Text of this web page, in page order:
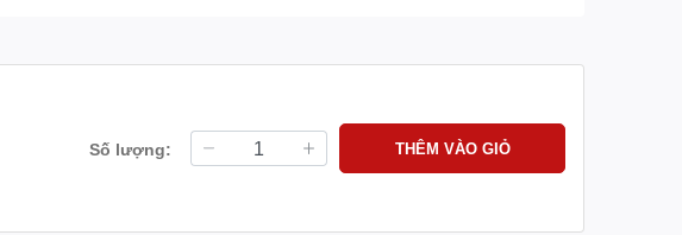
Số lượng: THÊM VÀO GIỎ